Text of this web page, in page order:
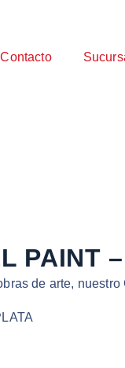
Contacto
PAINT
de arte,